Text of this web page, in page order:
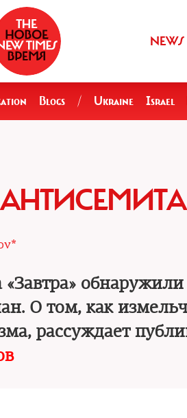
NEWS
Blogs / Ukraine Israel
обнаружили
О том, как
рассуждает